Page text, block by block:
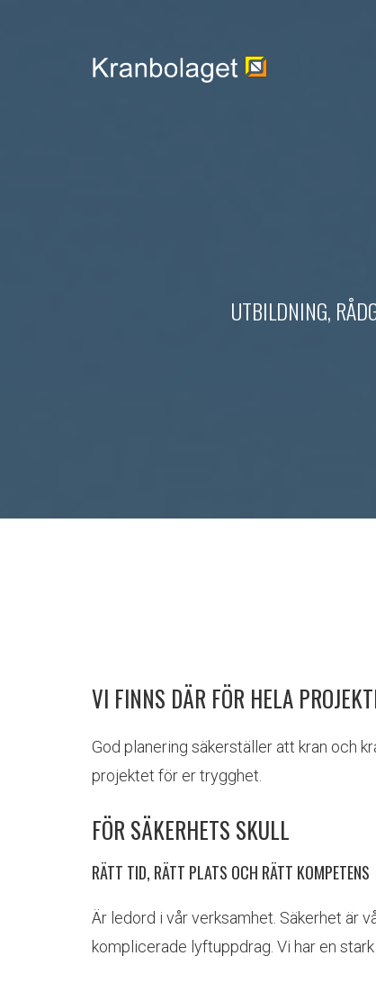
UTBILDNING,
VI FINNS DÄR FÖR HELA
God planering säkerställer att kran och
projektet för er trygghet.
FÖR SÄKERHETS SKULL
RÄTT TID, RÄTT PLATS OCH RÄTT KOMPETENS
Är ledord i vår verksamhet. Säkerhet är
komplicerade lyftuppdrag. Vi har en